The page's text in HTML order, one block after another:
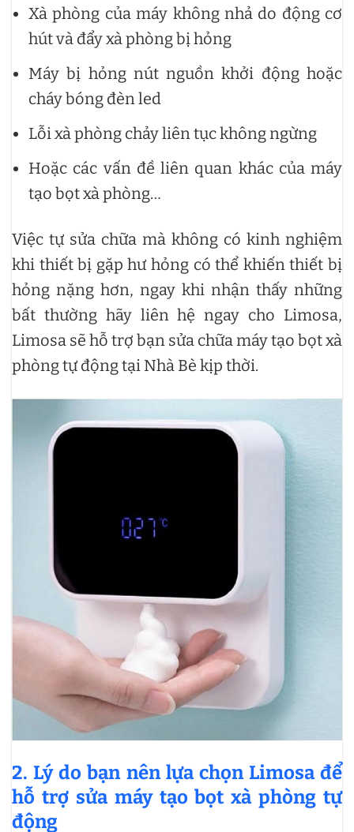
Xà phòng của máy không nhả do động cơ
hút và đẩy xà phòng bị hỏng
Máy bị hỏng nút nguồn khởi động hoặc
cháy bóng đèn led
Lỗi xà phòng chảy liên tục không ngừng
Hoặc các vấn đề liên quan khác của máy
tạo bọt xà phòng…
Việc tự sửa chữa mà không có kinh nghiệm
khi thiết bị gặp hư hỏng có thể khiến thiết bị
hỏng nặng hơn, ngay khi nhận thấy những
bất thường hãy liên hệ ngay cho Limosa,
Limosa sẽ hỗ trợ bạn sửa chữa máy tạo bọt xà
phòng tự động tại Nhà Bè kịp thời.
2. Lý do bạn nên lựa chọn Limosa để
hỗ trợ sửa máy tạo bọt xà phòng tự
động